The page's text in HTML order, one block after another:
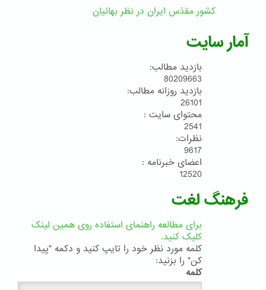
کشور مقدّس ایران در نظر بهائیان
آمار سایت
بازدید مطالب:
80209663
بازدید روزانه مطالب:
26101
محتوای سایت :
2541
نظرات:
9617
اعضای خبرنامه :
12520
فرهنگ لغت
برای مطالعه راهنمای استفاده روی همین لینک
کلیک کنید.
کلمه مورد نظر خود را تایپ کنید و دکمه "پیدا
کن" را بزنید:
کلمه